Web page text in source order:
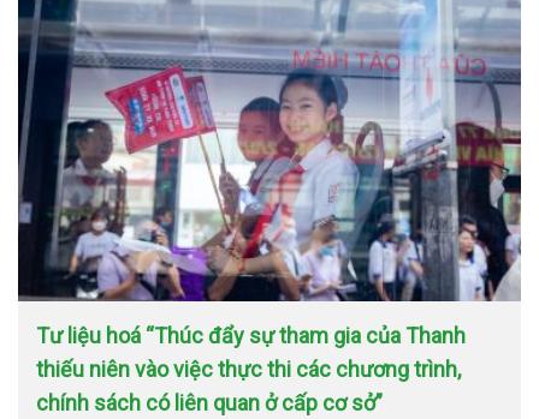
Tư liệu hoá “Thúc đẩy sự tham gia của Thanh
thiếu niên vào việc thực thi các chương trình,
chính sách có liên quan ở cấp cơ sở”